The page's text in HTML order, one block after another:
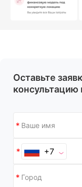
Оставьте
+7